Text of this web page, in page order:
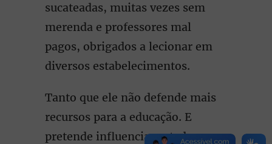
sucateadas, muitas vezes sem
merenda e professores mal
pagos, obrigados a lecionar em
diversos estabelecimentos.
Tanto que ele não defende mais
recursos para a educação. E
pretende influenciar estados e